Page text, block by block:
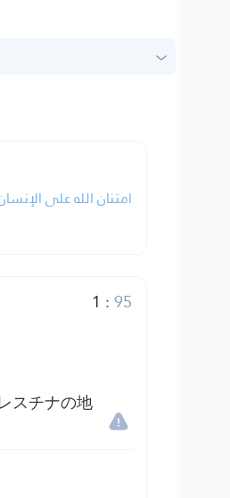
امتنان الله على
1 :95
スチナの地